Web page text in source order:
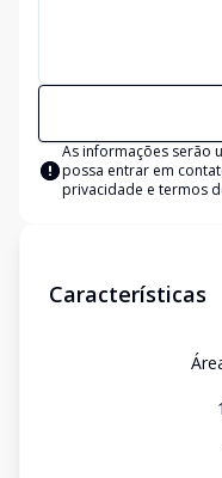
As informações serão
possa entrar em
privacidade e termos
Características
1